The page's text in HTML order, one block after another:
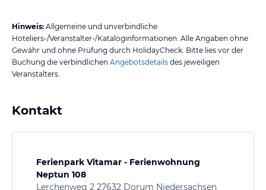
Hinweis: Allgemeine und unverbindliche
Hoteliers-/Veranstalter-/Kataloginformationen. Alle Angaben ohne
Gewähr und ohne Prüfung durch HolidayCheck. Bitte lies vor der
Buchung die verbindlichen Angebotsdetails des jeweiligen
Veranstalters.
Kontakt
Ferienpark Vitamar - Ferienwohnung
Neptun 108
Lerchenweg 2 27632 Dorum Niedersachsen